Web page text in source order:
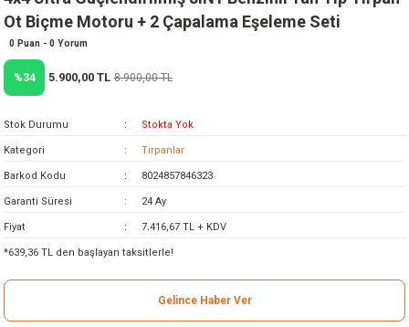
Makinesi
Testereler
Ot Biçme Motoru + 2 Çapalama Eşeleme Seti
0 Puan - 0 Yorum
%34 5.900,00 TL 8.900,00 TL
Stok Durumu Stokta Yok
Kategori Tırpanlar
Barkod Kodu 8024857846323
Garanti Süresi 24 Ay
Fiyat 7.416,67 TL + KDV
*639,36 TL den başlayan taksitlerle!
Gelince Haber Ver